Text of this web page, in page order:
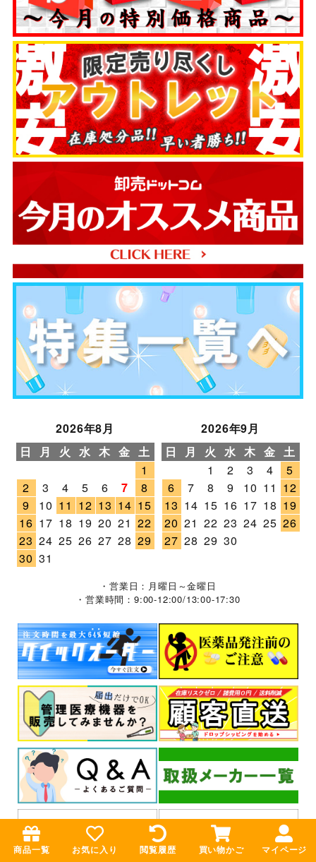
2026年8月
日
月 火 水 木 金 土
1
2
3 4 5 6 7
8
9
10 11 12 13 14 15
16 17 18 19 20 21 22
23 24 25 26 27 28 29
30 31
2026年9月
日
月 火 水 木 金 土
1
2 3 4
5
6
7 8 9 10 11 12
13 14 15 16 17 18 19
20 21 22 23 24 25 26
27 28 29 30
・営業日：月曜日～金曜日
・営業時間：9:00-12:00/13:00-17:30
商品一覧 お気に入り 閲覧履歴 買い物かご マイページ